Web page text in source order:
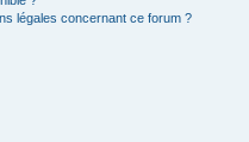
légales concernant ce forum ?